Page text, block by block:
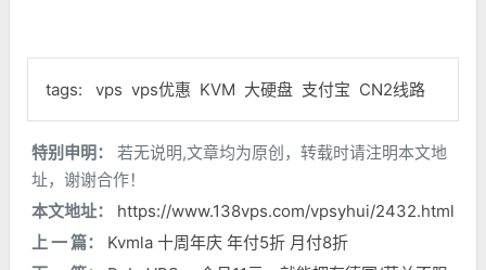
tags: vps vps优惠 KVM 大硬盘 支付宝 CN2线路
特别申明：
若无说明,文章均为原创，转载时请注明本文地
址，谢谢合作！
本文地址：
https://www.138vps.com/vpsyhui/2432.html
上 一 篇：
Kvmla 十周年庆 年付5折 月付8折